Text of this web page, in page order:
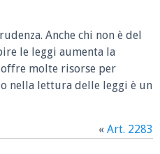
Anche chi non è del
le leggi aumenta la
molte risorse per
nella lettura delle leggi è un
« Art. 2283